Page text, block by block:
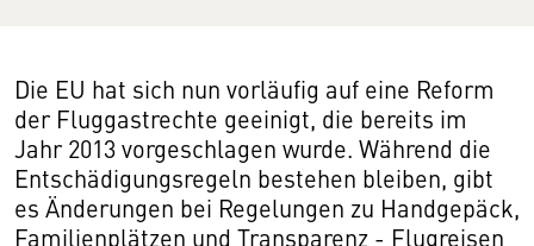
Die EU hat sich nun vorläufig auf eine Reform
der Fluggastrechte geeinigt, die bereits im
Jahr 2013 vorgeschlagen wurde. Während die
Entschädigungsregeln bestehen bleiben, gibt
es Änderungen bei Regelungen zu Handgepäck,
Familienplätzen und Transparenz - Flugreisen